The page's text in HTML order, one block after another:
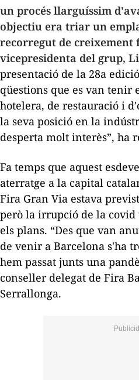
un procés llarguíssim
objectiu era triar un
recorregut de creixement
vicepresidenta del grup,
presentació de la 28a
qüestions que es van tenir
hotelera, de restauració i
la seva posició en la
desperta molt interès”, ha
Fa temps que aquest
aterratge a la capital
Fira Gran Via estava
però la irrupció de la covid
els plans. “Des que van
de venir a Barcelona s'ha
hem passat junts una
conseller delegat de Fira
Serrallonga.